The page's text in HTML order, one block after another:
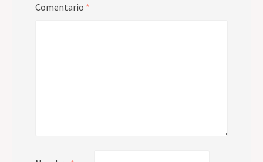
Comentario *